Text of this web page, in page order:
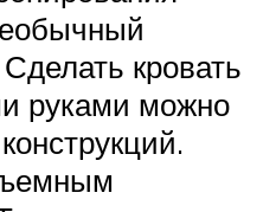
кровать
руками можно